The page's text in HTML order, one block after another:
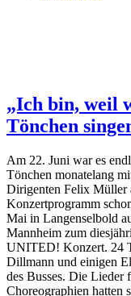
„Ich bin, weil
Tönchen
Am 22. Juni war es
Tönchen monatelang
Dirigenten Felix Müller
Konzertprogramm
Mai in Langenselbold
Mannheim zum
UNITED! Konzert. 24
Dillmann und einigen
des Busses. Die
Choreographien hatten